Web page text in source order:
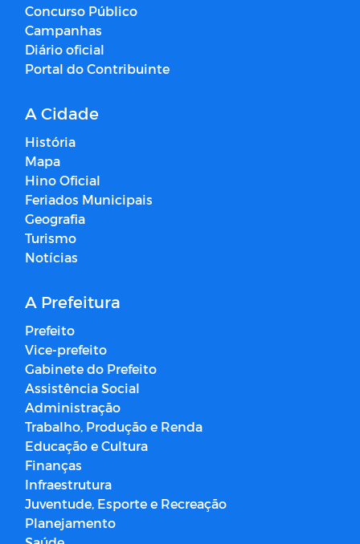
Concurso Público
Campanhas
Diário oficial
Portal do Contribuinte
A Cidade
História
Mapa
Hino Oficial
Feriados Municipais
Geografia
Turismo
Notícias
A Prefeitura
Prefeito
Vice-prefeito
Gabinete do Prefeito
Assistência Social
Administração
Trabalho, Produção e Renda
Educação e Cultura
Finanças
Infraestrutura
Juventude, Esporte e Recreação
Planejamento